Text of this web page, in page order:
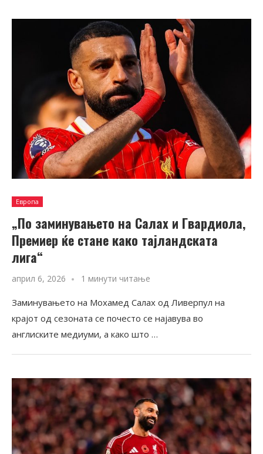
Европа
„По заминувањето на Салах и Гвардиола,
Премиер ќе стане како тајландската
лига“
април 6, 2026 1 минути читање
Заминувањето на Мохамед Салах од Ливерпул на
крајот од сезоната се почесто се најавува во
англиските медиуми, а како што …